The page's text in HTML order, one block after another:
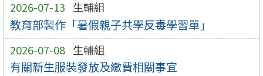
2026-07-13 生輔組
教育部製作「暑假親子共學反毒學習單」
2026-07-08 生輔組
有關新生服裝發放及繳費相關事宜